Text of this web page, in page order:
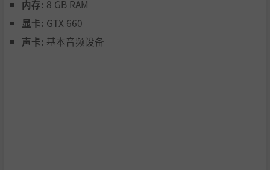
单机玩法模拟网游的乐趣，这是你没有体验过的全新版本
内存: 8 GB RAM
显卡: GTX 660
声卡: 基本音频设备